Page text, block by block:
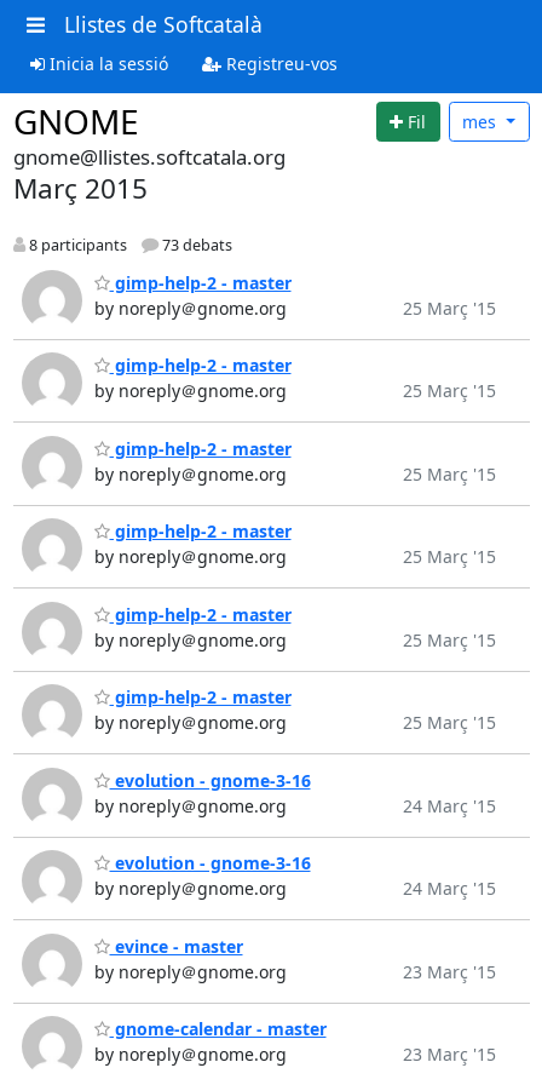
Llistes de Softcatalà
Inicia la sessió Registreu-vos
GNOME Fil mes
gnome@llistes.softcatala.org
Març 2015
8 participants 73 debats
gimp-help-2 - master
by noreply＠gnome.org
25 Març '15
gimp-help-2 - master
by noreply＠gnome.org
25 Març '15
gimp-help-2 - master
by noreply＠gnome.org
25 Març '15
gimp-help-2 - master
by noreply＠gnome.org
25 Març '15
gimp-help-2 - master
by noreply＠gnome.org
25 Març '15
gimp-help-2 - master
by noreply＠gnome.org
25 Març '15
evolution - gnome-3-16
by noreply＠gnome.org
24 Març '15
evolution - gnome-3-16
by noreply＠gnome.org
24 Març '15
evince - master
by noreply＠gnome.org
23 Març '15
gnome-calendar - master
by noreply＠gnome.org
23 Març '15